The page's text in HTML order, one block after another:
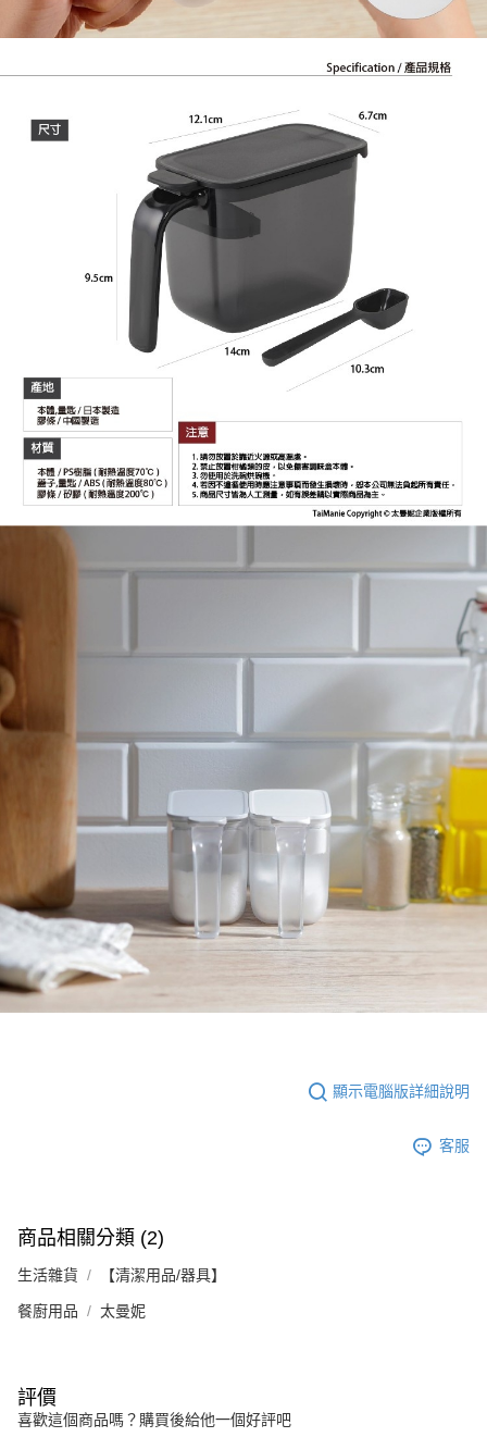
顯示電腦版詳細說明
客服
商品相關分類 (2)
生活雜貨 【清潔用品/器具】
餐廚用品 太曼妮
評價
喜歡這個商品嗎？購買後給他一個好評吧